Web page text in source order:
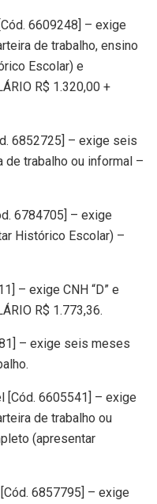
6609248] – exige
de trabalho, ensino
Escolar) e
R$ 1.320,00 +
6852725] – exige seis
trabalho ou informal –
6784705] – exige
Histórico Escolar) –
– exige CNH “D” e
R$ 1.773,36.
– exige seis meses
[Cód. 6605541] – exige
de trabalho ou
(apresentar
6857795] – exige